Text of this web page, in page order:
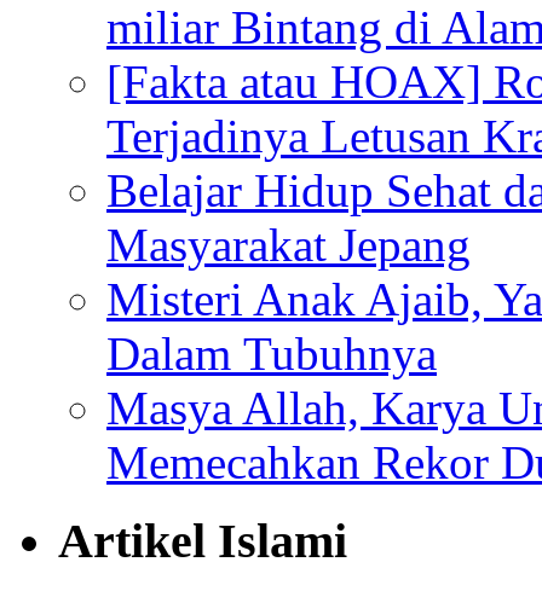
miliar Bintang di
[Fakta atau HOAX]
Terjadinya Letusan
Belajar Hidup Sehat
Masyarakat Jepang
Misteri Anak Ajaib,
Dalam Tubuhnya
Masya Allah, Karya
Memecahkan Rekor
Artikel Islami